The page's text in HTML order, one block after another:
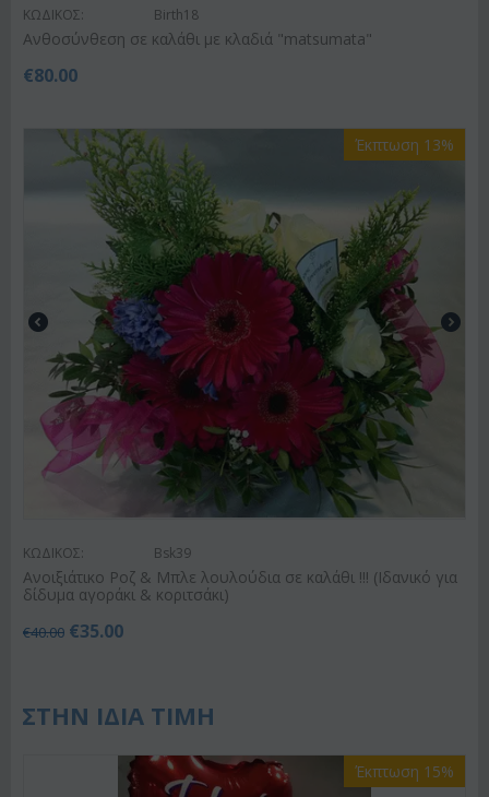
ΚΩΔΙΚΟΣ: Birth18
Ανθοσύνθεση σε καλάθι με κλαδιά "matsumata"
€80.00
Έκπτωση 13%
ΚΩΔΙΚΟΣ: Bsk39
Ανοιξιάτικο Ροζ & Μπλε λουλούδια σε καλάθι !!! (Ιδανικό για
δίδυμα αγοράκι & κοριτσάκι)
€40.00 €35.00
ΣΤΗΝ ΙΔΙΑ ΤΙΜΗ
Έκπτωση 15%